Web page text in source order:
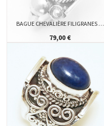
BAGUE CHEVALIÈRE FILIGRANES …
79,00 €